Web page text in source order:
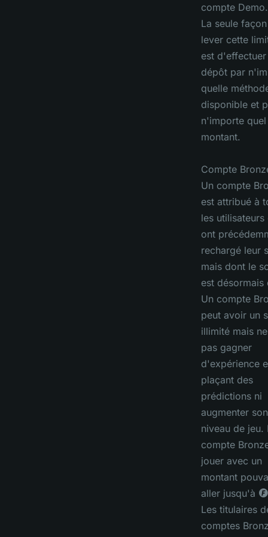
compte Demo.
La seule
lever cette
est d'effectuer
dépôt par
quelle
disponible et
n'importe quel
montant.
Compte
Un compte
est attribué à
les utilisateurs
ont
rechargé leur
mais dont le
est désormais
Un compte
peut avoir un
illimité mais
pas gagner
d'expérience
plaçant des
prédictions ni
augmenter son
niveau de jeu.
compte
jouer avec un
montant
aller jusqu'à
Les titulaires
comptes